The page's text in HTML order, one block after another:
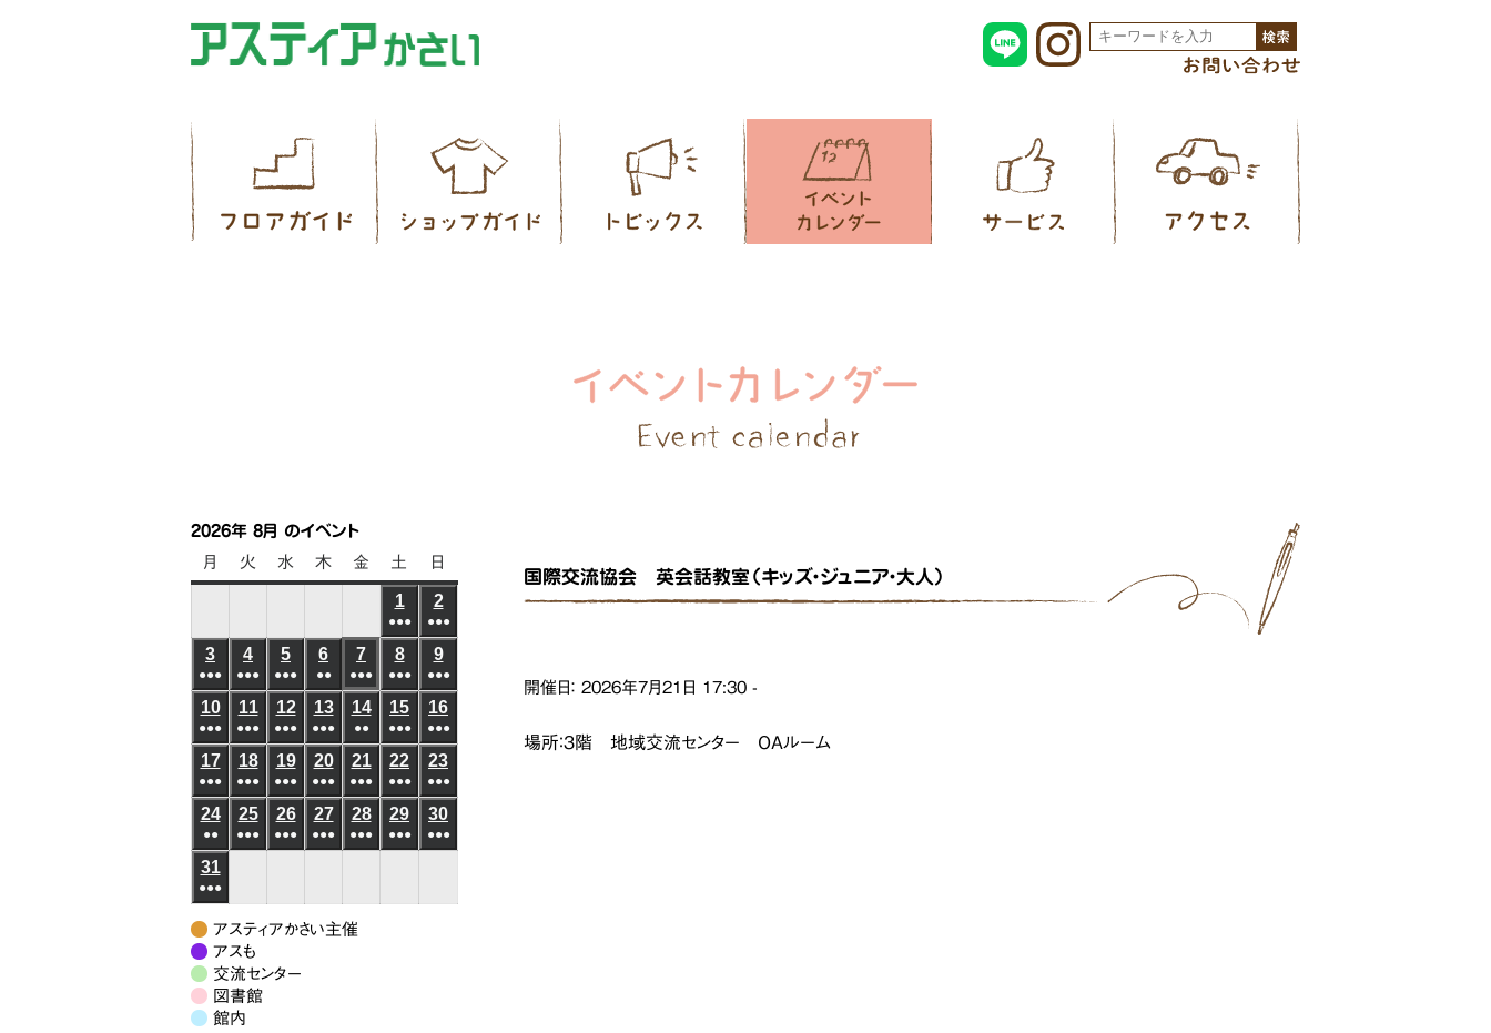
国際交流協会 英会話教室（キッズ・ジュニア・大人）
開催日： 2026年7月21日 17:30 -
場所：３階 地域交流センター OAルーム
2026年 8月 のイベント
月
曜
火
曜
水水
曜
木木
曜
金
曜
土
曜
日
日
曜
日
12026
年
8
月
1
日
●●●
(6
件
の
イ
ベ
ン
ト)
22026
年
8
月
2
日
●●●
(6
件
の
イ
ベ
ン
ト)
3 2026
年
8
月
3
日
●●●
(5
件
の
イ
ベ
ン
ト)
4 2026
年
8
月
4
日
●●●
(8
件
の
イ
ベ
ン
5 2026
年
8
月
5
日
●●●
(7
件
の
イ
ベ
ン
6 2026
年
8
月
6
日
●●
(3
件
の
イ
ベ
ン
7 2026
年
8
月
7
日
●●●
(5
件
の
イ
ベ
ン
82026
年
8
月
8
日
●●●
(10
件
の
イ
ベ
ン
92026
年
8
月
9
日
●●●
(8
件
の
イ
ベ
ン
102026
年
月
10
日
●●●
(6
件
の
イ
ベ
ン
ト)
112026
年
8
月
11
日
●●●
(8
件
の
イ
ト)
122026
年
8
月
12
日
●●●
(4
件
の
イ
ト)
132026
年
8
月
13
日
●●●
(4
件
の
イ
ト)
142026
8
月
14
日
●●
(3
件
の
イ
15 2026
年
月
15
日
●●●
(6
件
の
イ
16
年
月
日
●●●
(5
件
の
イ
172026
年
8
月
17
日
●●●
(7
件
の
イ
ベ
ン
ト)
182026
年
8
月
日
●●●
(10
件
ベ
ン
ト)
192026
年
8
月
日
●●●
(7
件
ベ
ト)
202026
年
月
日
●●●
(6
件
ベ
212026
年
8
月
日
●●●
(7
件
22 2026
年
月
日
●●●
(9
件
23
年
月
日
●●●
(7
件
242026
年
8
月
24
日
●●
(3
件
イ
ベ
ン
ト)
252026
年
25
●●●
イ
ベ
ン
262026
年
26
●●●
ベ
272026
年
27
●●●
の
282026
年
●●●
29 2026
年
●●●
30
年
●●●
312026
年
8
月
31
日
●●●
件
の
イ
ベ
アスティアかさい主催
アスも
交流センター
図書館
館内